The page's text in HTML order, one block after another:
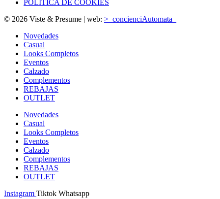
POLÍTICA DE COOKIES
© 2026 Viste & Presume | web: >_concienciAutomata_
Novedades
Casual
Looks Completos
Eventos
Calzado
Complementos
REBAJAS
OUTLET
Novedades
Casual
Looks Completos
Eventos
Calzado
Complementos
REBAJAS
OUTLET
Instagram Tiktok Whatsapp